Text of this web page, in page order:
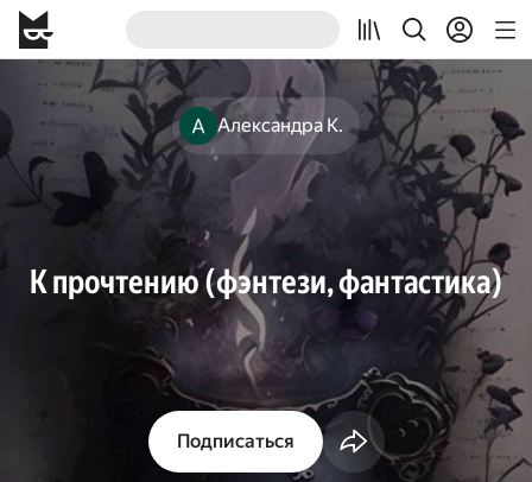
Александра К.
К прочтению (фэнтези, фантастика)
Подписаться